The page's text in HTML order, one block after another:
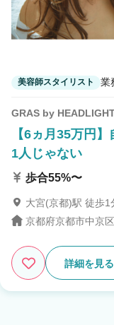
美容師スタイリスト 業
GRAS by
【6ヵ月35万円
1人じゃない
歩合55%〜
大宮(京都)駅 徒歩
京都府京都市中京
詳細を見る